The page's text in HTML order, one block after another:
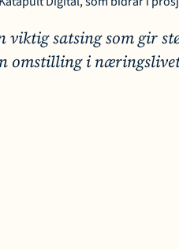
satsing som gir
omstilling i